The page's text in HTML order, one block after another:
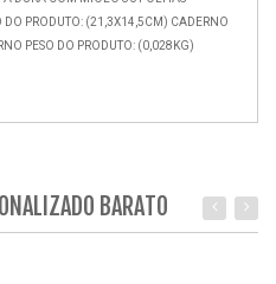
DO PRODUTO: (21,3X14,5CM) CADERNO
PESO DO PRODUTO: (0,028KG)
BARATO